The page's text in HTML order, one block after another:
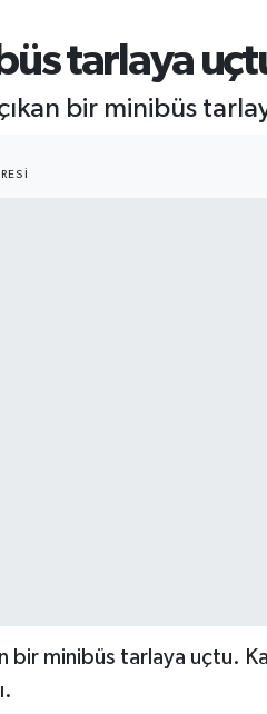
tarlaya
bir minibüs
minibüs tarlaya uçtu.